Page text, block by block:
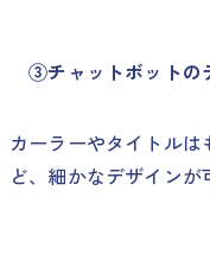
③チャットボットの
カーラーやタイトル
ど、細かなデザインが